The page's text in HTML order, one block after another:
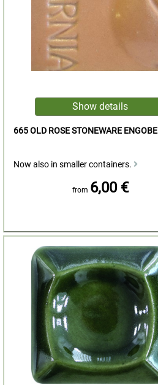
665 OLD ROSE STONEWARE ENGOBE
Now also in smaller containers.
from 6,00 €